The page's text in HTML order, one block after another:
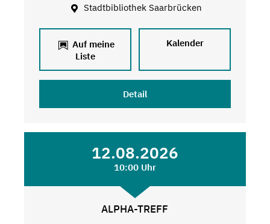
Stadtbibliothek Saarbrücken
Auf meine
Liste
Kalender
Detail
12.08.2026
10:00 Uhr
ALPHA-TREFF